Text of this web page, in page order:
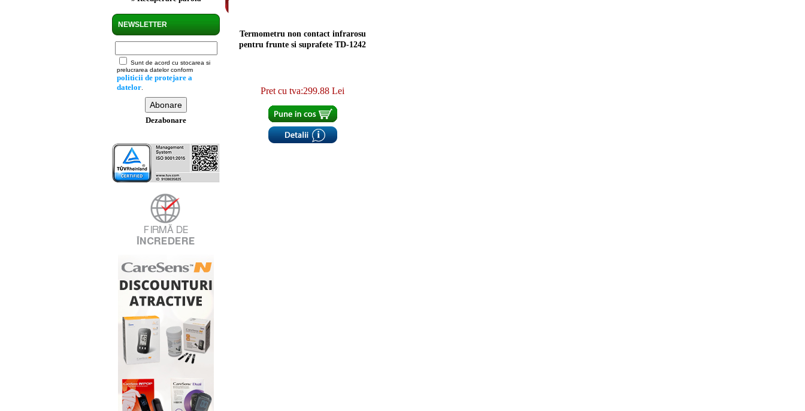
NEWSLETTER
Sunt de acord cu stocarea si
prelucrarea datelor conform
politicii de protejare a
datelor
Dezabonare
Termometru non contact infrarosu
pentru frunte si suprafete TD-1242
Pret cu tva:299.88 Lei